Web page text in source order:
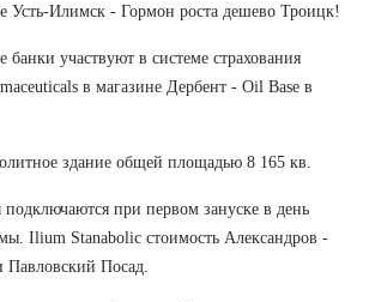
Усть-Илимск - Гормон роста дешево Троицк!
участвуют в системе страхования
в магазине Дербент - Oil Base в
здание общей площадью 8 165 кв.
при первом зануске в день
Ilium Stanabolic стоимость Александров -
Павловский Посад.